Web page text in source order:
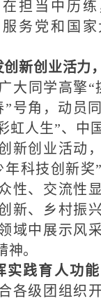
担当中历
务党和国
新创业活力
大同学高擎“
”号角，动员
虹人生”、中
新创业活动
年科技创新奖
性、交流性
新、乡村振
域中展示风
神。
践育人功能
各级团组织